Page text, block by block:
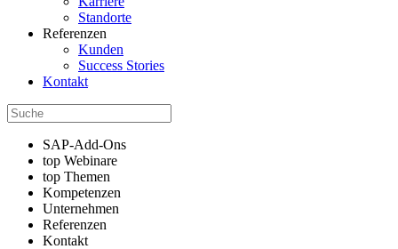
Standorte
Referenzen
Kunden
Success Stories
Kontakt
SAP-Add-Ons
top Webinare
top Themen
Kompetenzen
Unternehmen
Referenzen
Kontakt